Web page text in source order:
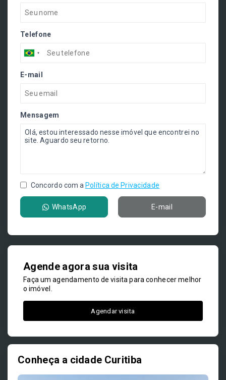
Telefone
E-mail
Mensagem
Concordo com a Política de Privacidade
WhatsApp E-mail
Agende agora sua visita
Faça um agendamento de visita para conhecer melhor
o imóvel.
Agendar visita
Conheça a cidade Curitiba